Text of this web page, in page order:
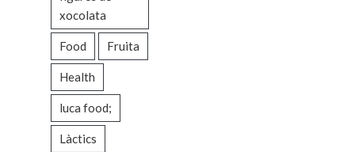
xocolata
Food Fruita
Health
luca food;
Làctics